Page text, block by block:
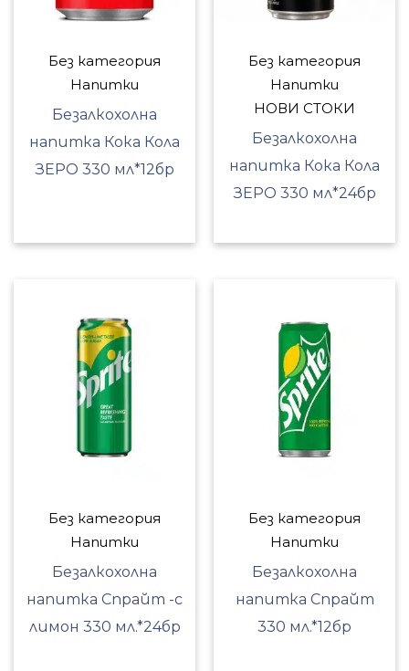
Без категория
Напитки
Безалкохолна
напитка Кока Кола
ЗЕРО 330 мл*12бр
Без категория
Напитки
НОВИ СТОКИ
Безалкохолна
напитка Кока Кола
ЗЕРО 330 мл*24бр
Без категория
Напитки
Безалкохолна
напитка Спрайт -с
лимон 330 мл.*24бр
Без категория
Напитки
Безалкохолна
напитка Спрайт
330 мл.*12бр